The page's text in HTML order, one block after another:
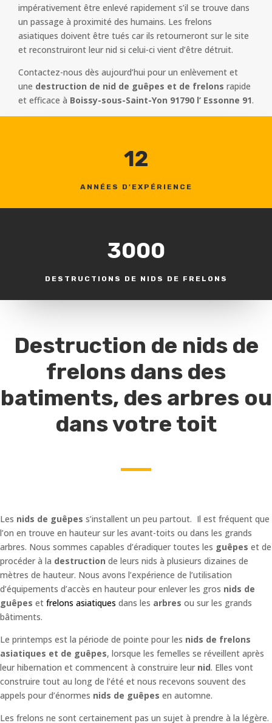
impérativement être enlevé rapidement s’il se trouve dans
un passage à proximité des humains. Les frelons
asiatiques doivent être tués car ils retourneront sur le site
et reconstruiront leur nid si celui-ci vient d’être détruit.
Contactez-nous dès aujourd’hui pour un enlèvement et
une destruction de nid de guêpes et de frelons rapide
et efficace à Boissy-sous-Saint-Yon 91790 l’ Essonne 91.
12
ANNÉES D'EXPÉRIENCE
3000
DESTRUCTIONS DE NIDS DE FRELONS
Destruction de nids de
frelons dans des
batiments, des arbres ou
dans votre toit
Les nids de guêpes s’installent un peu partout. Il est fréquent que
l’on en trouve en hauteur sur les avant-toits ou dans les grands
arbres. Nous sommes capables d’éradiquer toutes les guêpes et de
procéder à la destruction de leurs nids à plusieurs dizaines de
mètres de hauteur. Nous avons l’expérience de l’utilisation
d’équipements d’accès en hauteur pour enlever les gros nids de
guêpes et frelons asiatiques dans les arbres ou sur les grands
bâtiments.
Le printemps est la période de pointe pour les nids de frelons
asiatiques et de guêpes, lorsque les femelles se réveillent après
leur hibernation et commencent à construire leur nid. Elles vont
construire tout au long de l’été et nous recevons souvent des
appels pour d’énormes nids de guêpes en automne.
Les frelons ne sont certainement pas un sujet à prendre à la légère.